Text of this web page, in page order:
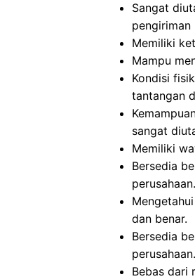
Sangat
pengiriman
Memiliki
Mampu
Kondisi
tantangan
sangat
Memiliki
Bersedia
perusahaan.
dan benar.
Bersedia
perusahaan.
Bebas dari